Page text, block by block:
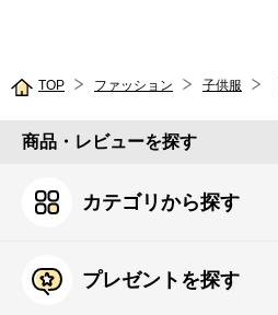
TOP ファッション 子供服
商品・レビューを探す
カテゴリから探す
プレゼントを探す